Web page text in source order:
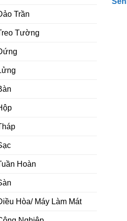
Trần
Tường
Hoàn
Hòa/ Máy Làm Mát